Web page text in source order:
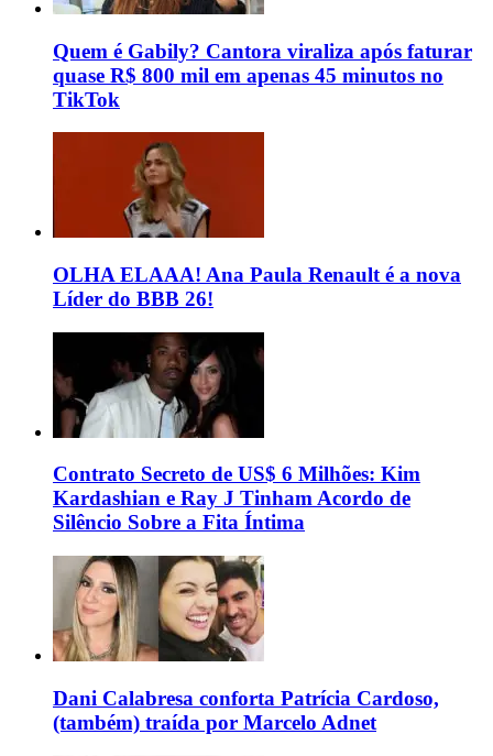
Quem é Gabily? Cantora viraliza após faturar
quase R$ 800 mil em apenas 45 minutos no
TikTok
OLHA ELAAA! Ana Paula Renault é a nova
Líder do BBB 26!
Contrato Secreto de US$ 6 Milhões: Kim
Kardashian e Ray J Tinham Acordo de
Silêncio Sobre a Fita Íntima
Dani Calabresa conforta Patrícia Cardoso,
(também) traída por Marcelo Adnet